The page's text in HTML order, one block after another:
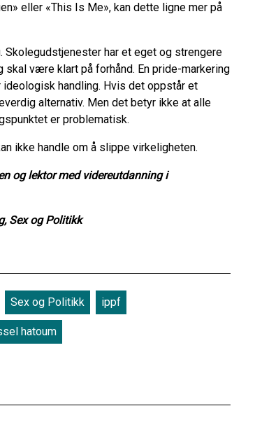
eller «This Is Me», kan dette ligne mer på
har et eget og strengere
være klart på forhånd. En pride-markering
handling. Hvis det oppstår et
alternativ. Men det betyr ikke at alle
er problematisk.
ikke handle om å slippe virkeligheten.
og lektor med videreutdanning i
Sex og Politikk
Sex og Politikk ippf
hatoum